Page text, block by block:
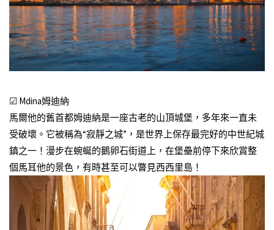
☑ Mdina姆迪納
馬爾他的舊首都姆迪納是一座古老的山頂城堡，多年來一直未
受破壞。它被稱為“寂靜之城”，是世界上保存最完好的中世紀城
鎮之一！漫步在蜿蜒的鵝卵石街道上，在堡壘前停下來欣賞整
個馬耳他的景色，有時甚至可以瞥見西西里島！